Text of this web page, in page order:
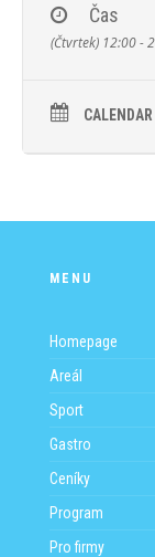
Partner tréninků
od té nejmenší
trenéra s žákem
Čas
(Čtvrtek) 12:00 -
CALENDAR
MENU
Homepage
Areál
Sport
Gastro
Ceníky
Program
Pro firmy